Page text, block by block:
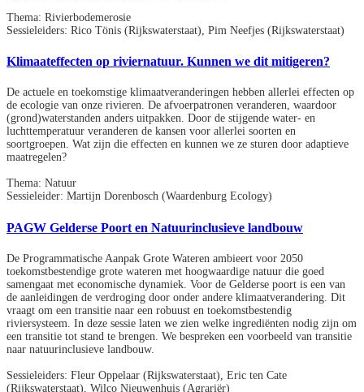
Thema: Rivierbodemerosie
Sessieleiders: Rico Tönis (Rijkswaterstaat), Pim Neefjes (Rijkswaterstaat)
Klimaateffecten op riviernatuur. Kunnen we dit mitigeren?
De actuele en toekomstige klimaatveranderingen hebben allerlei effecten op
de ecologie van onze rivieren. De afvoerpatronen veranderen, waardoor
(grond)waterstanden anders uitpakken. Door de stijgende water- en
luchttemperatuur veranderen de kansen voor allerlei soorten en
soortgroepen. Wat zijn die effecten en kunnen we ze sturen door adaptieve
maatregelen?
Thema: Natuur
Sessieleider: Martijn Dorenbosch (Waardenburg Ecology)
PAGW Gelderse Poort en Natuurinclusieve landbouw
De Programmatische Aanpak Grote Wateren ambieert voor 2050
toekomstbestendige grote wateren met hoogwaardige natuur die goed
samengaat met economische dynamiek. Voor de Gelderse poort is een van
de aanleidingen de verdroging door onder andere klimaatverandering. Dit
vraagt om een transitie naar een robuust en toekomstbestendig
riviersysteem. In deze sessie laten we zien welke ingrediënten nodig zijn om
een transitie tot stand te brengen. We bespreken een voorbeeld van transitie
naar natuurinclusieve landbouw.
Sessieleiders: Fleur Oppelaar (Rijkswaterstaat), Eric ten Cate
(Rijkswaterstaat), Wilco Nieuwenhuis (Agrariër)